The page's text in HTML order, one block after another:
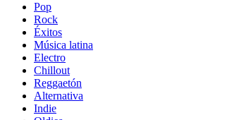
Pop
Rock
Éxitos
Música latina
Electro
Chillout
Reggaetón
Alternativa
Indie